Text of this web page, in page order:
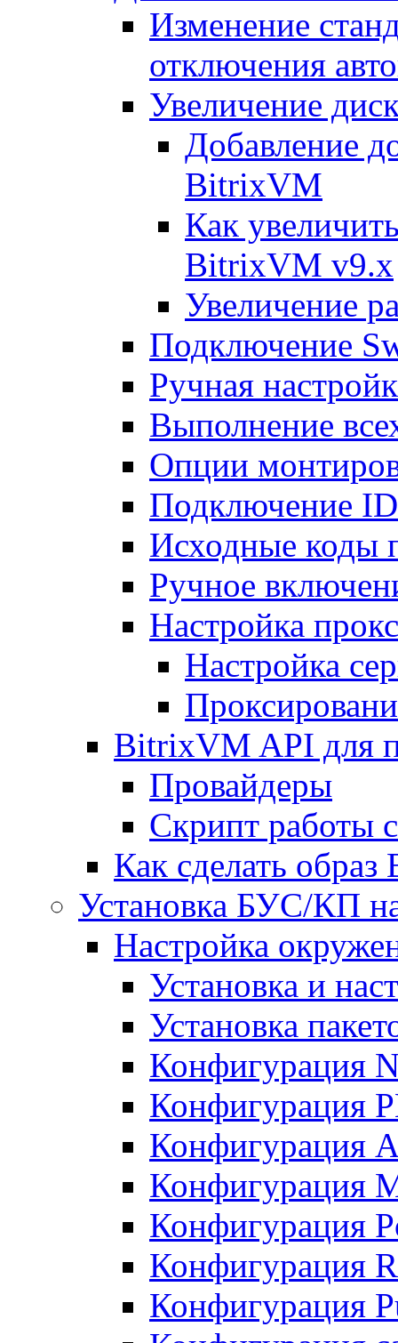
Изменение
отключения
Увеличение
Добавление
BitrixVM
Как
BitrixVM v9.x
Увеличение
Подключение
Ручная
Выполнение
Опции
Подключение
Исходные коды
Ручное
Настройка
Настройка
BitrixVM API для
Провайдеры
Скрипт работы
Как сделать
Установка БУС/КП
Настройка
Установка и
Установка
Конфигурация
Конфигурация
Конфигурация
Конфигурация
Конфигурация
Конфигурация
Конфигурация